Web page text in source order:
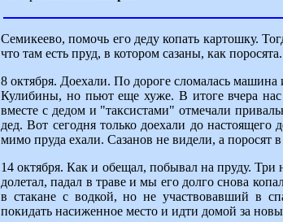
Семикеево, помочь его деду копать картошку.
что там есть пруд, в котором сазаны, как
8 октября. Доехали. По дороге сломалась
Кулибины, но пьют еще хуже. В итоге вчера
вместе с дедом и "таксистами" отмечали
дед. Вот сегодня только доехали до настоящего
мимо пруда ехали. Сазанов не видели, а поросят
14 октября. Как и обещал, побывал на пруду.
долетал, падал в траве и мы его долго снова
в стакане с водкой, но не участвовавший в
покидать насиженное место и идти домой за